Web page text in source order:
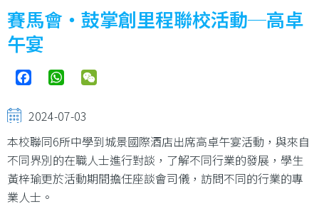
賽馬會‧鼓掌創里程聯校活動─高卓
午宴
FacebookWhatsApp
2024-07-03
本校聯同6所中學到城景國際酒店出席高卓午宴活動，與來自
不同界別的在職人士進行對談，了解不同行業的發展，學生
黃梓瑜更於活動期間擔任座談會司儀，訪問不同的行業的專
業人士。